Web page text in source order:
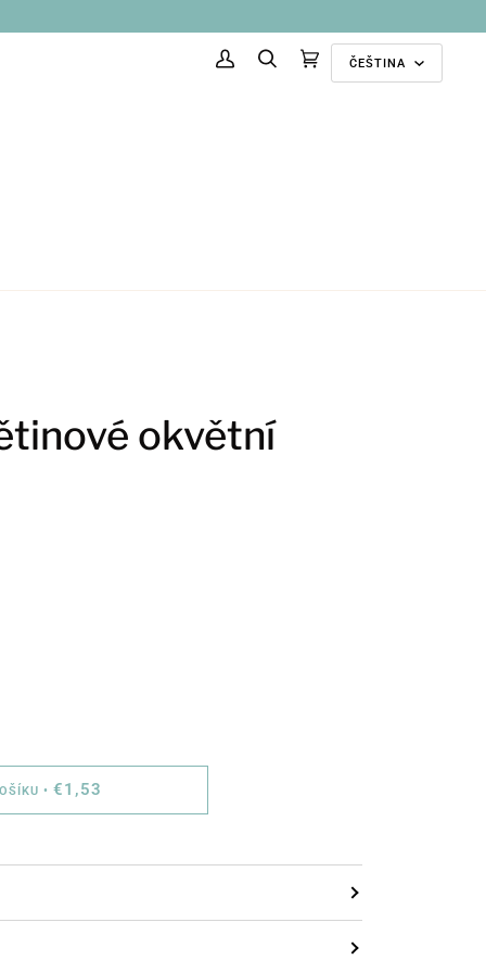
Můj
Hledat
Doporučené
Jazyk
ČEŠTINA
okvětní
• €1,53